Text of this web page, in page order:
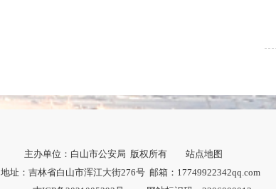
主办单位：白山市公安局 版权所有
站点地图
地址：吉林省白山市浑江大街276号 邮箱：17749922342qq.com